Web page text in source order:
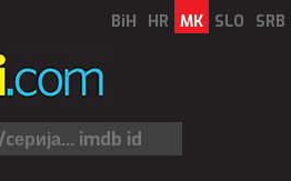
BiH HR MK SLO SRB